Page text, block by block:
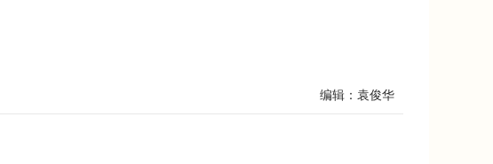
编辑：袁俊华